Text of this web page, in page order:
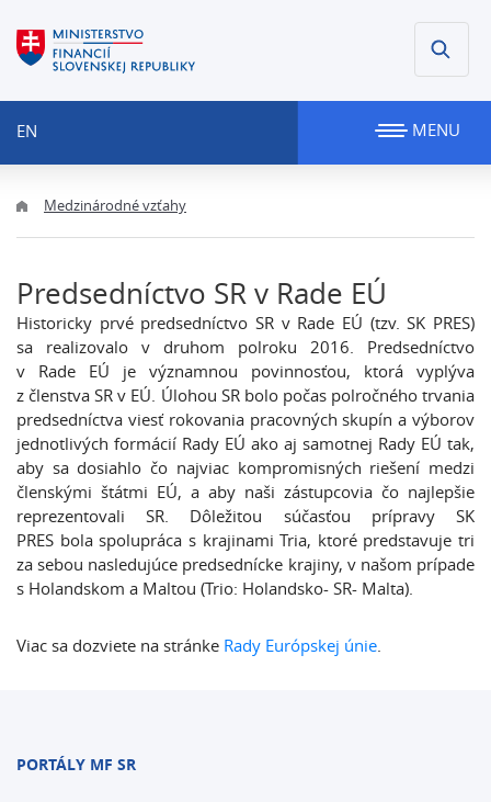
EN MENU
Medzinárodné vzťahy
Predsedníctvo SR v Rade EÚ
Historicky prvé predsedníctvo SR v Rade EÚ (tzv. SK PRES)
sa realizovalo v druhom polroku 2016. Predsedníctvo
v Rade EÚ je významnou povinnosťou, ktorá vyplýva
z členstva SR v EÚ. Úlohou SR bolo počas polročného trvania
predsedníctva viesť rokovania pracovných skupín a výborov
jednotlivých formácií Rady EÚ ako aj samotnej Rady EÚ tak,
aby sa dosiahlo čo najviac kompromisných riešení medzi
členskými štátmi EÚ, a aby naši zástupcovia čo najlepšie
reprezentovali SR. Dôležitou súčasťou prípravy SK
PRES bola spolupráca s krajinami Tria, ktoré predstavuje tri
za sebou nasledujúce predsednícke krajiny, v našom prípade
s Holandskom a Maltou (Trio: Holandsko- SR- Malta).
Viac sa dozviete na stránke Rady Európskej únie.
PORTÁLY MF SR